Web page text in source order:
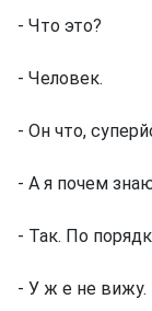
- Что это?
- Человек.
- Он что,
- А я почем
- Так. По
- У ж е не вижу.